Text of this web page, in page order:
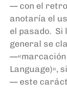
— con el
anotaría el
el pasado. Si
general se
—«marcación
Language)»,
— este